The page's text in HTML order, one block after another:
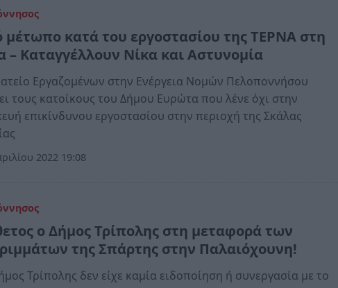
μέτωπο κατά του εργοστασίου της ΤΕΡΝΑ στη
– Καταγγέλλουν Νίκα και Αστυνομία
Εργαζομένων στην Ενέργεια Νομών Πελοποννήσου
τους κατοίκους του Δήμου Ευρώτα που λένε όχι στην
επικίνδυνου εργοστασίου στην περιοχή της Σκάλας
2022 19:08
ο Δήμος Τρίπολης στη μεταφορά των
της Σπάρτης στην Παλαιόχουνη!
Τρίπολης δεν είχε καμία ειδοποίηση ή συνεργασία με το